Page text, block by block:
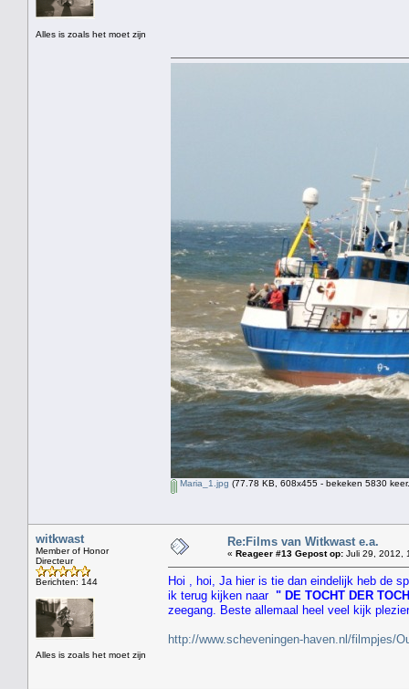
Alles is zoals het moet zijn
Maria_1.jpg (77.78 KB, 608x455 - bekeken 5830
witkwast
Member of Honor
Directeur
Berichten: 144
Alles is zoals het moet zijn
Re:Films van Witkwast e.a.
« Reageer #13 Gepost op: Juli 29, 2012,
Hoi , hoi, Ja hier is tie dan eindelijk heb de
ik terug kijken naar " DE TOCHT DER
zeegang. Beste allemaal heel veel kijk
http://www.scheveningen-haven.nl/filmpjes/